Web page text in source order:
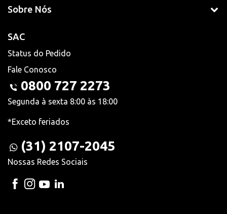
Sobre Nós
SAC
Status do Pedido
Fale Conosco
0800 727 2273
Segunda à sexta 8:00 às 18:00
*Exceto feriados
(31) 2107-2045
Nossas Redes Sociais